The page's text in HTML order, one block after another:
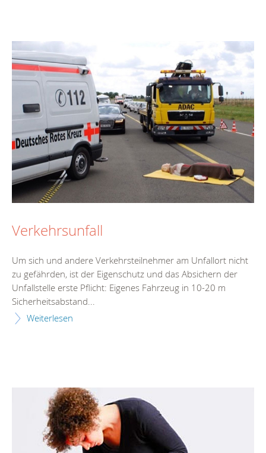
Verkehrsunfall
Um sich und andere Verkehrsteilnehmer am Unfallort nicht
zu gefährden, ist der Eigenschutz und das Absichern der
Unfallstelle erste Pflicht: Eigenes Fahrzeug in 10-20 m
Sicherheitsabstand...
Weiterlesen